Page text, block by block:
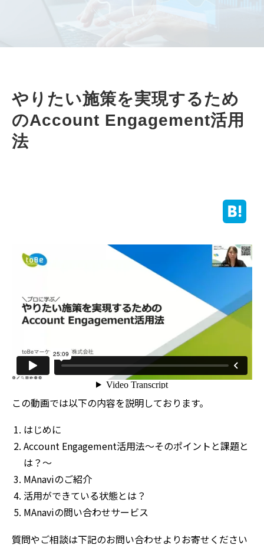
やりたい施策を実現するため
のAccount Engagement活用
法
この動画では以下の内容を説明しております。
はじめに
Account Engagement活用法～そのポイントと課題と
は？～
MAnaviのご紹介
活用ができている状態とは？
MAnaviの問い合わせサービス
質問やご相談は下記のお問い合わせよりお寄せください